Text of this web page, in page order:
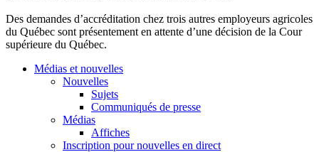
Des demandes d’accréditation chez trois autres employeurs agricoles
du Québec sont présentement en attente d’une décision de la Cour
supérieure du Québec.
Médias et nouvelles
Nouvelles
Sujets
Communiqués de presse
Médias
Affiches
Inscription pour nouvelles en direct